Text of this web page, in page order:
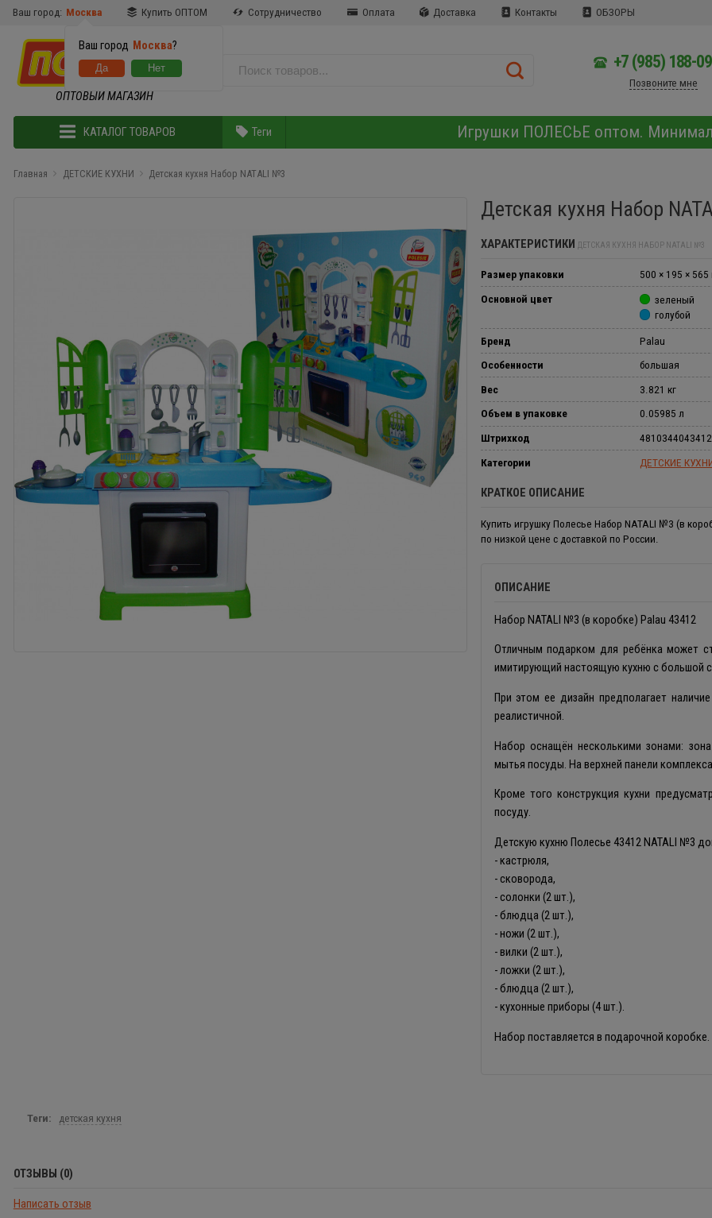
Ваш город: Москва
Ваш город Москва?
Купить ОПТОМ Сотрудничество Оплата Доставка Контакты ОБЗОРЫ
ОПТОВЫЙ МАГАЗИН
+7 (985) 188-
Позвоните мне
КАТАЛОГ ТОВАРОВ Теги Игрушки ПОЛЕСЬЕ оптом.
Главная ДЕТСКИЕ КУХНИ Детская кухня Набор NATALI №3
Детская кухня Набор
ХАРАКТЕРИСТИКИ ДЕТСКАЯ КУХНЯ НАБОР NATALI №3
Размер упаковки
500 × 195 ×
Основной цвет
зеленый
голубой
Бренд
Palau
Особенности
большая
Вес
3.821 кг
Объем в упаковке
0.05985 л
Штрихкод
4810344043412
Категории
ДЕТСКИЕ
КРАТКОЕ ОПИСАНИЕ
Купить игрушку Полесье Набор NATALI №3 (в
по низкой цене с доставкой по России.
ОПИСАНИЕ
Набор NATALI №3 (в коробке) Palau 43412
Отличным подарком для ребёнка может
имитирующий настоящую кухню с большой
При этом ее дизайн предполагает
реалистичной.
Набор оснащён несколькими зонами:
мытья посуды. На верхней панели
Кроме того конструкция кухни
посуду.
Детскую кухню Полесье 43412 NATALI №3
- кастрюля,
- сковорода,
- солонки (2 шт.),
- блюдца (2 шт.),
- ножи (2 шт.),
- вилки (2 шт.),
- ложки (2 шт.),
- блюдца (2 шт.),
- кухонные приборы (4 шт.).
Набор поставляется в подарочной коробке.
Теги: детская кухня
ОТЗЫВЫ (0)
Написать отзыв